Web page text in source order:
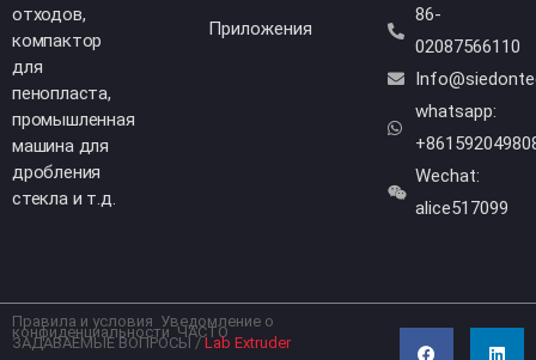
86-
02087566110
whatsapp:
Wechat:
alice517099
Приложения
отходов,
компактор
для
пенопласта,
промышленная
машина для
дробления
стекла и т.д.
Правила и условия Уведомление о
конфиденциальности ЧАСТО
ЗАДАВАЕМЫЕ ВОПРОСЫ /Lab Extruder